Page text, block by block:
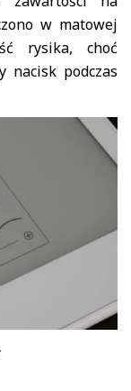
w matowej
rysika, choć
nacisk podczas